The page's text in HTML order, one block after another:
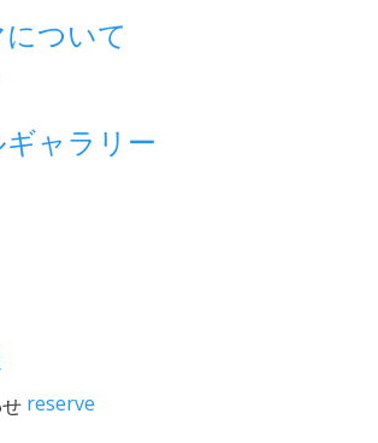
ついて
ャラリー
reserve